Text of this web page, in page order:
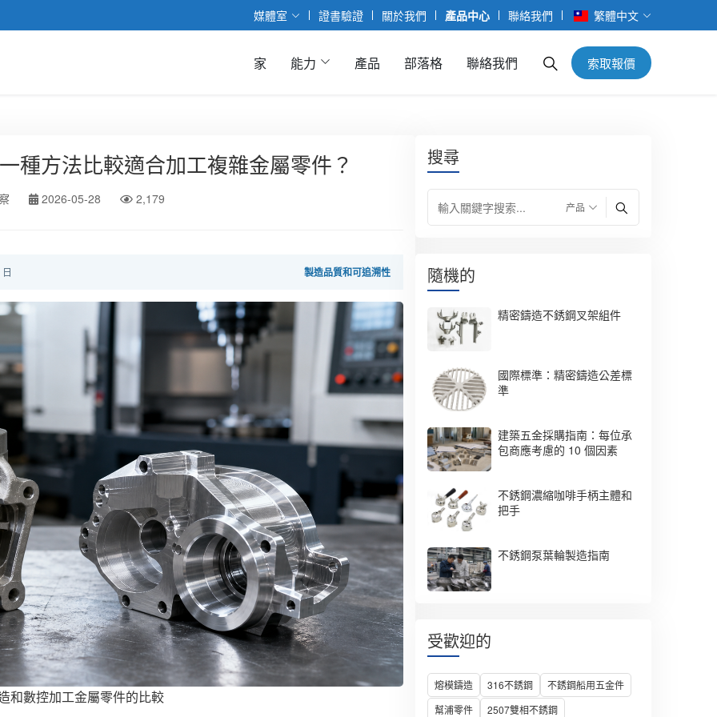
媒體室 證書驗證 關於我們 產品中心 聯絡我們 繁體中文
家 能力 產品 部落格 聯絡我們 索取報價
搜尋
隨機的
精密鑄造不銹鋼叉架組件
國際標準：精密鑄造公差標
準
建築五金採購指南：每位承
包商應考慮的 10 個因素
不銹鋼濃縮咖啡手柄主體和
把手
不銹鋼泵葉輪製造指南
受歡迎的
熔模鑄造 316不銹鋼
不銹鋼船用五金件
幫浦零件
2507雙相不銹鋼
種方法比較適合加工複雜金屬零件？
2026-05-28 2,179
製造品質和可追溯性
和數控加工金屬零件的比較